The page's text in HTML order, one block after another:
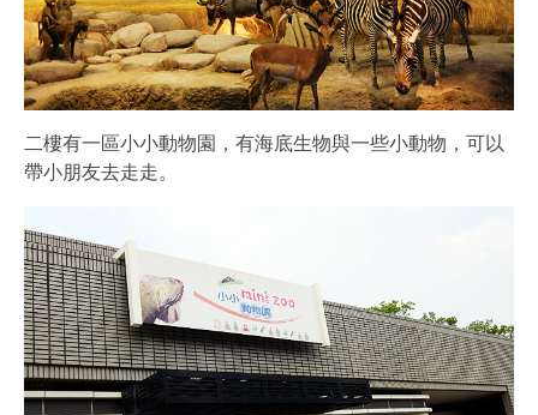
二樓有一區小小動物園，有海底生物與一些小動物，可以
帶小朋友去走走。